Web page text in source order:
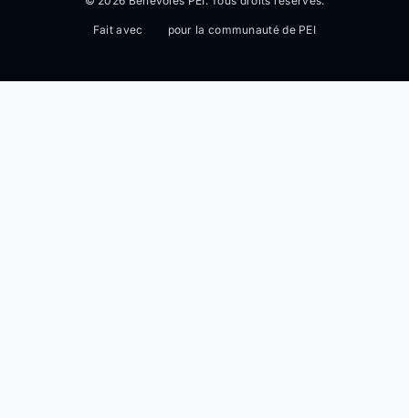
Fait avec pour la communauté de PEI